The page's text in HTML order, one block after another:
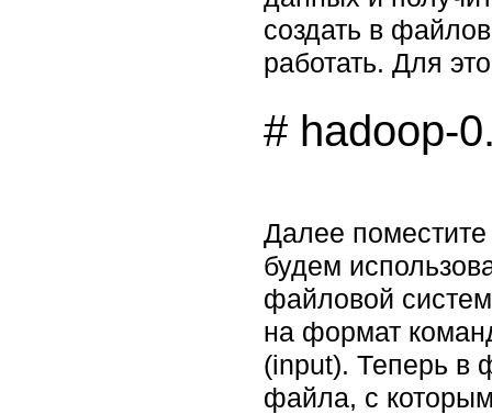
создать в
работать. Для
Далее
будем
файловой
на формат
(input). Теперь в
файла, с